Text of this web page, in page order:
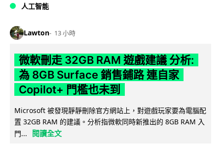
人工智能
Lawton 13 小時
微軟刪走 32GB RAM 遊戲建議 分析:
為 8GB Surface 銷售鋪路 連自家
Copilot+ 門檻也未到
Microsoft 被發現靜靜刪除官方網站上，對遊戲玩家要為電腦配
置 32GB RAM 的建議。分析指微軟同時新推出的 8GB RAM 入
門...
閱讀全文